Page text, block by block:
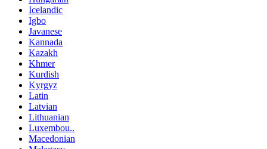
Icelandic
Igbo
Javanese
Kannada
Kazakh
Khmer
Kurdish
Kyrgyz
Latin
Latvian
Lithuanian
Luxembou..
Macedonian